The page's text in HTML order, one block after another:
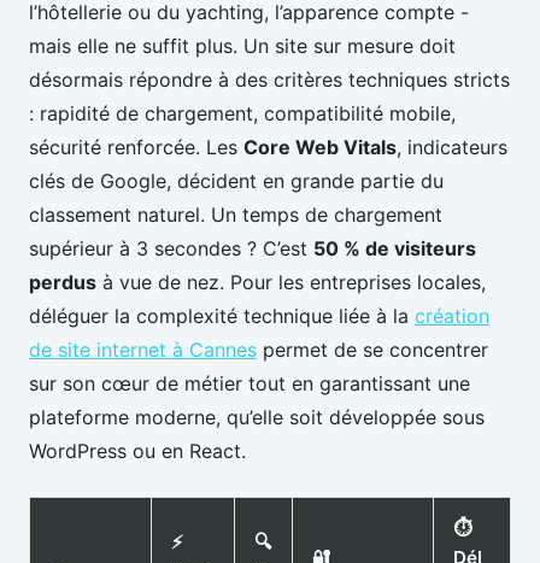
l’hôtellerie ou du yachting, l’apparence compte -
mais elle ne suffit plus. Un site sur mesure doit
désormais répondre à des critères techniques stricts
: rapidité de chargement, compatibilité mobile,
sécurité renforcée. Les Core Web Vitals, indicateurs
clés de Google, décident en grande partie du
classement naturel. Un temps de chargement
supérieur à 3 secondes ? C’est 50 % de visiteurs
perdus à vue de nez. Pour les entreprises locales,
déléguer la complexité technique liée à la création
de site internet à Cannes permet de se concentrer
sur son cœur de métier tout en garantissant une
plateforme moderne, qu’elle soit développée sous
WordPress ou en React.
⚡
🔍
🔐
⏱
Dél